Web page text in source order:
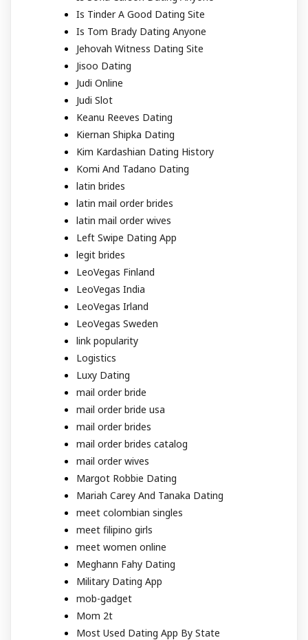
Is Tinder A Good Dating Site
Is Tom Brady Dating Anyone
Jehovah Witness Dating Site
Jisoo Dating
Judi Online
Judi Slot
Keanu Reeves Dating
Kiernan Shipka Dating
Kim Kardashian Dating History
Komi And Tadano Dating
latin brides
latin mail order brides
latin mail order wives
Left Swipe Dating App
legit brides
LeoVegas Finland
LeoVegas India
LeoVegas Irland
LeoVegas Sweden
link popularity
Logistics
Luxy Dating
mail order bride
mail order bride usa
mail order brides
mail order brides catalog
mail order wives
Margot Robbie Dating
Mariah Carey And Tanaka Dating
meet colombian singles
meet filipino girls
meet women online
Meghann Fahy Dating
Military Dating App
mob-gadget
Mom 2t
Most Used Dating App By State